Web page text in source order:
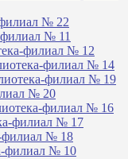
филиал № 22
филиал № 11
филиал № 12
филиал № 14
филиал № 19
№ 20
филиал № 16
филиал № 17
филиал № 18
филиал № 10